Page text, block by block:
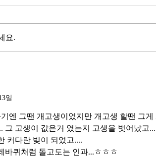
. KOSPI는 4,400
다. 1999년 이후
대한민국 경제가
이 공실이고, 폐
잇는다. 자영업자
상이 향후 3년 내
정부가 AI
거다. 그런
물
요.
일
엔 그땐 개고생이었지만 개고생 할땐 그
그 고생이 값은거 였는지 고생을 벗어났고
커다란 빚이 되었고....
바퀴처럼 돌고도는 인과...ㅎㅎㅎ